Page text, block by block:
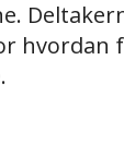
hvordan